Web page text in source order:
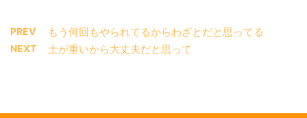
PREV もう何回もやられてるからわざとだと思ってる
NEXT 土が重いから大丈夫だと思って